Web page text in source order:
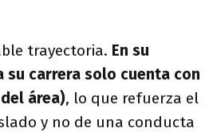
trayectoria. En su
su carrera solo cuenta con
área), lo que refuerza el
y no de una conducta